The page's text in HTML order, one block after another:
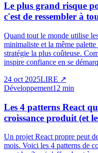
Le plus grand risque
c'est de ressembler à
Quand tout le monde utilise
minimaliste et la même
stratégie la plus coûteuse.
inspire confiance en se
24 oct 2025LIRE ↗
Développement12 min
Les 4 patterns React
croissance produit (et
Un projet React propre peut
mois. Voici les 4 patterns de